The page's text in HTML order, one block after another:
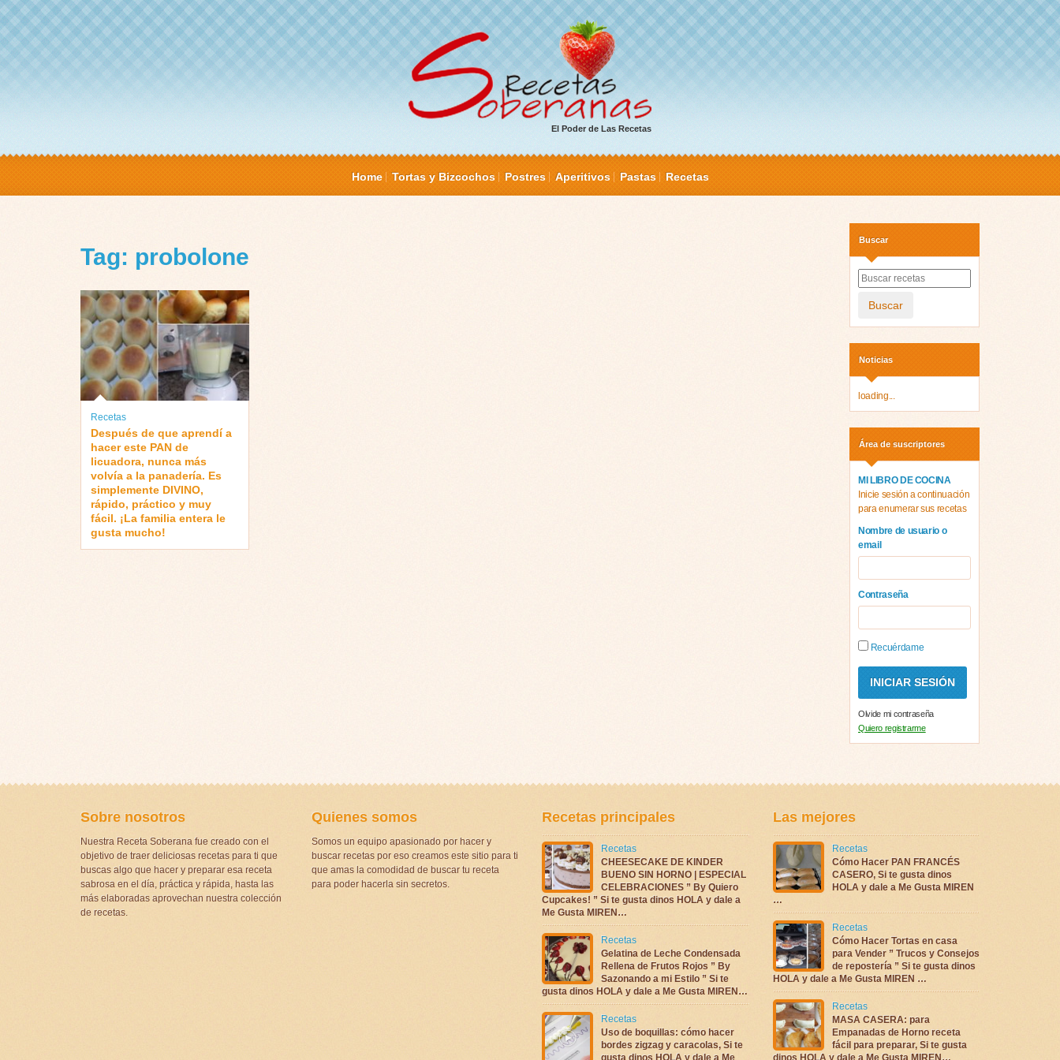
El Poder de Las Recetas
Home Tortas y Bizcochos Postres Aperitivos Pastas Recetas
Tag: probolone
Recetas
Después de que aprendí a
hacer este PAN de
licuadora, nunca más
volvía a la panadería. Es
simplemente DIVINO,
rápido, práctico y muy
fácil. ¡La familia entera le
gusta mucho!
Buscar
Buscar
Noticias
loading...
Área de suscriptores
MI LIBRO DE COCINA
Inicie sesión a continuación
para enumerar sus recetas
Nombre de usuario o
email
Contraseña
Recuérdame
Olvide mi contraseña
Quiero registrarme
Sobre nosotros
Nuestra Receta Soberana fue creado con el
objetivo de traer deliciosas recetas para ti que
buscas algo que hacer y preparar esa receta
sabrosa en el día, práctica y rápida, hasta las
más elaboradas aprovechan nuestra colección
de recetas.
Quienes somos
Somos un equipo apasionado por hacer y
buscar recetas por eso creamos este sitio para ti
que amas la comodidad de buscar tu receta
para poder hacerla sin secretos.
Recetas principales
Recetas
CHEESECAKE DE KINDER
BUENO SIN HORNO | ESPECIAL
CELEBRACIONES ” By Quiero
Cupcakes! ” Si te gusta dinos HOLA y dale a
Me Gusta MIREN…
Recetas
Gelatina de Leche Condensada
Rellena de Frutos Rojos ” By
Sazonando a mi Estilo ” Si te
gusta dinos HOLA y dale a Me Gusta MIREN…
Recetas
Uso de boquillas: cómo hacer
bordes zigzag y caracolas, Si te
gusta dinos HOLA y dale a Me
Las mejores
Recetas
Cómo Hacer PAN FRANCÉS
CASERO, Si te gusta dinos
HOLA y dale a Me Gusta MIREN
…
Recetas
Cómo Hacer Tortas en casa
para Vender ” Trucos y Consejos
de repostería ” Si te gusta dinos
HOLA y dale a Me Gusta MIREN …
Recetas
MASA CASERA: para
Empanadas de Horno receta
fácil para preparar, Si te gusta
dinos HOLA y dale a Me Gusta MIREN…